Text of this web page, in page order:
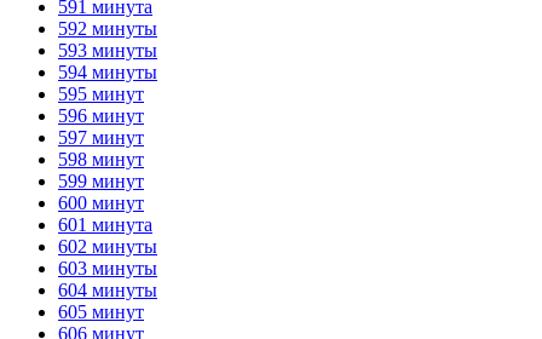
591 минута
592 минуты
593 минуты
594 минуты
595 минут
596 минут
597 минут
598 минут
599 минут
600 минут
601 минута
602 минуты
603 минуты
604 минуты
605 минут
606 минут